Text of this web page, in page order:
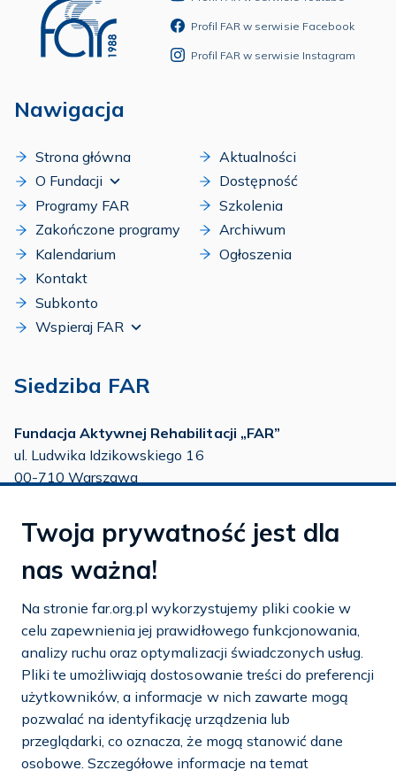
Profil FAR w serwisie Facebook
Profil FAR w serwisie Instagram
Nawigacja
Strona główna
O Fundacji
Programy FAR
Zakończone programy
Kalendarium
Kontakt
Subkonto
Wspieraj FAR
Aktualności
Dostępność
Szkolenia
Archiwum
Ogłoszenia
Siedziba FAR
Fundacja Aktywnej Rehabilitacji „FAR”
ul. Ludwika Idzikowskiego 16
00-710 Warszawa
tel.:22 651 88 03
22 858 26 39
tel.:22 642 22 91
e-mail:info@far.org.pl
Mapa strony
Dostosuj cookies
Twoja prywatność jest dla
nas ważna!
Na stronie far.org.pl wykorzystujemy pliki cookie w
celu zapewnienia jej prawidłowego funkcjonowania,
analizy ruchu oraz optymalizacji świadczonych usług.
Pliki te umożliwiają dostosowanie treści do preferencji
użytkowników, a informacje w nich zawarte mogą
pozwalać na identyfikację urządzenia lub
przeglądarki, co oznacza, że mogą stanowić dane
osobowe. Szczegółowe informacje na temat